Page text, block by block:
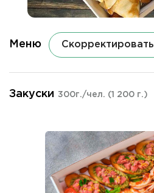
Меню Скорректировать
Закуски 300г./чел. (1 200 г.)